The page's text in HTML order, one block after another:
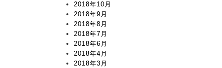
2018年10月
2018年9月
2018年8月
2018年7月
2018年6月
2018年4月
2018年3月